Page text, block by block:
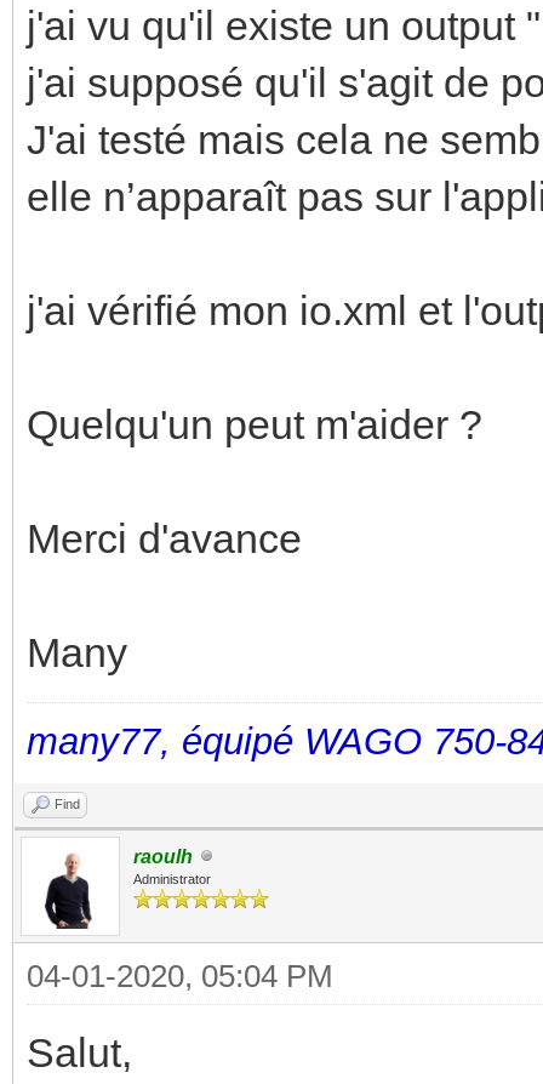
j'ai vu qu'il existe un output
j'ai supposé qu'il s'agit de
J'ai testé mais cela ne
elle n’apparaît pas sur
j'ai vérifié mon io.xml et
Quelqu'un peut m'aider ?
Merci d'avance
Many
many77, équipé WAGO 750-
Find
raoulh
Administrator
04-01-2020, 05:04 PM
Salut,